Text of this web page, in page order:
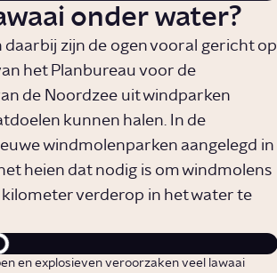
onder water?
daarbij zijn de ogen vooral gericht op
het Planbureau voor de
de Noordzee uit windparken
kunnen halen. In de
windmolenparken aangelegd in
heien dat nodig is om windmolens
verderop in het water te
en explosieven veroorzaken veel lawaai